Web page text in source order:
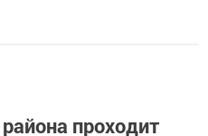
проходит